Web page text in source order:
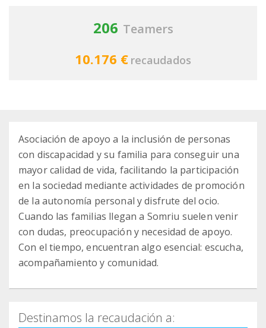
206 Teamers
10.176 € recaudados
Asociación de apoyo a la inclusión de personas
con discapacidad y su familia para conseguir una
mayor calidad de vida, facilitando la participación
en la sociedad mediante actividades de promoción
de la autonomía personal y disfrute del ocio.
Cuando las familias llegan a Somriu suelen venir
con dudas, preocupación y necesidad de apoyo.
Con el tiempo, encuentran algo esencial: escucha,
acompañamiento y comunidad.
Destinamos la recaudación a: